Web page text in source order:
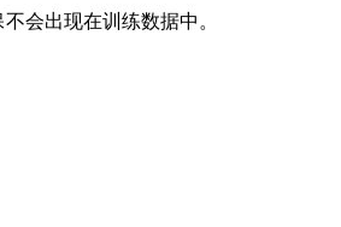
会出现在训练数据中。